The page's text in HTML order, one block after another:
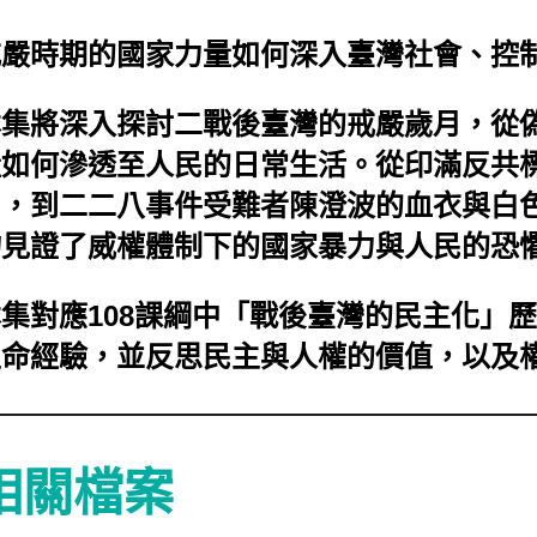
時期的國家力量如何深入臺灣社會、控
將深入探討二戰後臺灣的戒嚴歲月，從
何滲透至人民的日常生活。從印滿反共
到二二八事件受難者陳澄波的血衣與白
證了威權體制下的國家暴力與人民的恐
對應108課綱中「戰後臺灣的民主化」
經驗，並反思民主與人權的價值，以及
關檔案